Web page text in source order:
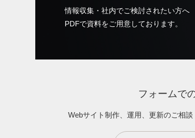
情報収集・社内でご検討されたい方へ
PDFで資料をご用意しております。
フォームで
Webサイト制作、運用、更新のご相談